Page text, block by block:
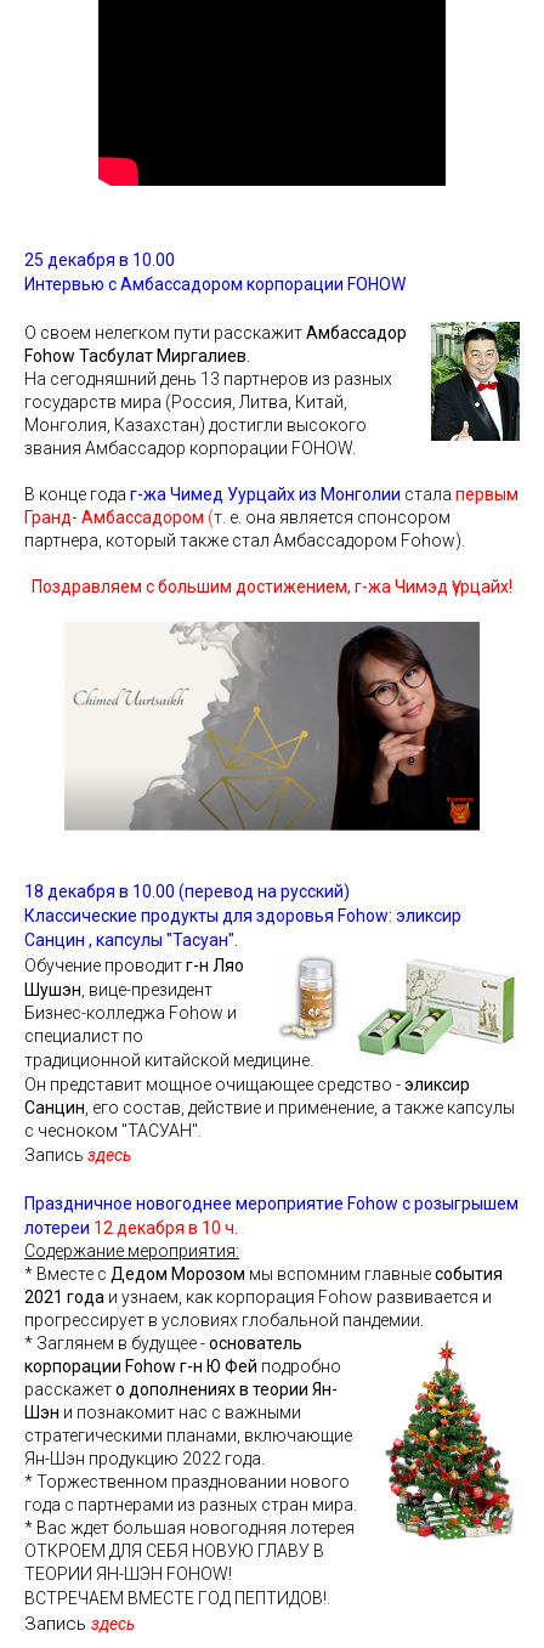
25 декабря в 10.00
Интервью с Амбассадором корпорации FOHOW
О своем нелегком пути расскажитАмбассадор
Fohow Тасбулат Миргалиев.
На сегодняшний день 13 партнеров из разных
государств мира (Россия, Литва, Китай,
Монголия, Казахстан) достигли высокого
звания Амбассадор корпорации FOHOW.
В конце года г-жа Чимед Уурцайх из Монголии стала первым
Гранд- Амбассадором (т. е. она является спонсором
партнера, который также стал Амбассадором Fohow).
Поздравляем с большим достижением, г-жа Чимэд Үүрцайх!
18 декабря в 10.00 (перевод на русский)
Классические продукты для здоровья Fohow: эликсир
Санцин , капсулы "Тасуан".
Обучение проводитг-н Ляо
Шушэн , вице-президент
Бизнес-колледжа Fohow и
специалист по
традиционной китайской медицине.
Он представит мощное очищающее средство -эликсир
Санцин , его состав, действие и применение, а также капсулы
с чесноком "ТАСУАН".
Запись здесь
Праздничное новогоднее мероприятие Fohow с розыгрышем
лотереи 12 декабря в 10 ч.
Содержание мероприятия:
* Вместе с Дедом Морозом мы вспомним главныесобытия
2021 года и узнаем, как корпорация Fohow развивается и
прогрессирует в условиях глобальной пандемии.
* Заглянем в будущее -основатель
корпорации Fohow г-н Ю Фей подробно
расскажето дополнениях в теории Ян-
Шэн и познакомит нас с важными
стратегическими планами, включающие
Ян-Шэн продукцию 2022 года.
* Торжественном праздновании нового
года с партнерами из разных стран мира.
* Вас ждет большая новогодняя лотерея
ОТКРОЕМ ДЛЯ СЕБЯ НОВУЮ ГЛАВУ В
ТЕОРИИ ЯН-ШЭН FOHOW!
ВСТРЕЧАЕМ ВМЕСТЕ ГОД ПЕПТИДОВ!.
Запись здесь